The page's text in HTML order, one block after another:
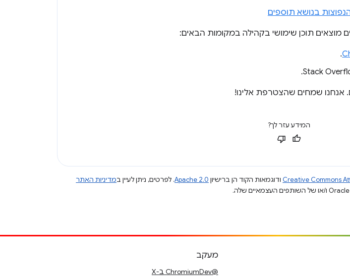
בנושא תוספים
תוכן שימושי בקהילה במקומות הבאים:
.
שמחים שהצטרפת אלינו!
המידע עזר לך?
Creative Commons ודוגמאות הקוד הן ברישיון Apache 2.0. לפרטים, ניתן לעיין במדיניות האתר
מעקב
@ChromiumDev ב-X